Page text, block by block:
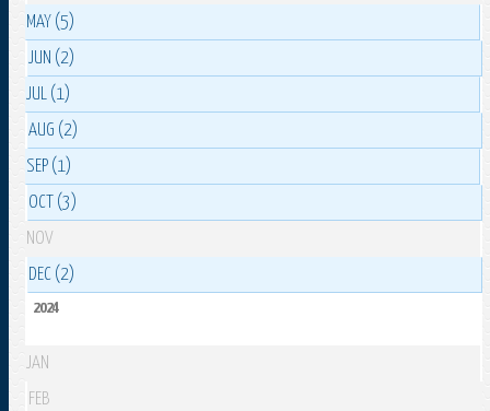
MAY (5)
JUN (2)
JUL (1)
AUG (2)
SEP (1)
OCT (3)
NOV
DEC (2)
2024
JAN
FEB